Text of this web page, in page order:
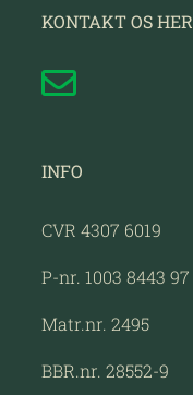
KONTAKT OS HER
INFO
CVR 4307 6019
P-nr. 1003 8443 97
Matr.nr. 2495
BBR.nr. 28552-9